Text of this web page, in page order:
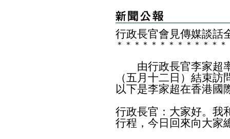
行政長官會見傳媒談話
＊ ＊ ＊ ＊ ＊ ＊ ＊ ＊ ＊ ＊ ＊ ＊ ＊
由行政長官李家超率
（五月十二日）結束
以下是李家超在香港國
行政長官：大家好。我
行程，今日回來向大家